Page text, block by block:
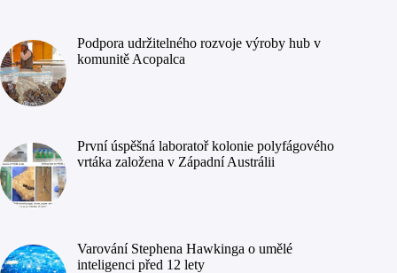
Podpora udržitelného rozvoje výroby hub v
komunitě Acopalca
První úspěšná laboratoř kolonie polyfágového
vrtáka založena v Západní Austrálii
Varování Stephena Hawkinga o umělé
inteligenci před 12 lety